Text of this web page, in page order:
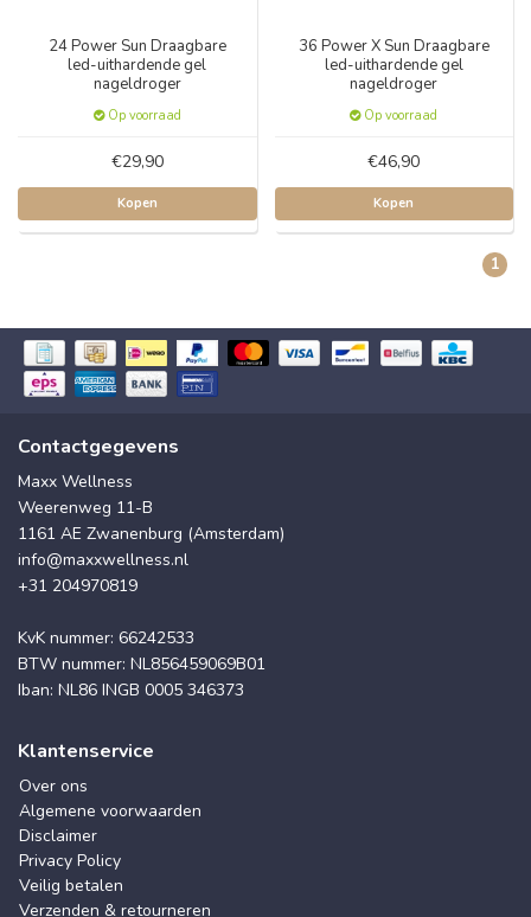
24 Power Sun Draagbare
led-uithardende gel
nageldroger
Op voorraad
€29,90
Kopen
36 Power X Sun Draagbare
led-uithardende gel
nageldroger
Op voorraad
€46,90
Kopen
1
Contactgegevens
Maxx Wellness
Weerenweg 11-B
1161 AE Zwanenburg (Amsterdam)
info@maxxwellness.nl
+31 204970819
KvK nummer: 66242533
BTW nummer: NL856459069B01
Iban: NL86 INGB 0005 346373
Klantenservice
Over ons
Algemene voorwaarden
Disclaimer
Privacy Policy
Veilig betalen
Verzenden & retourneren